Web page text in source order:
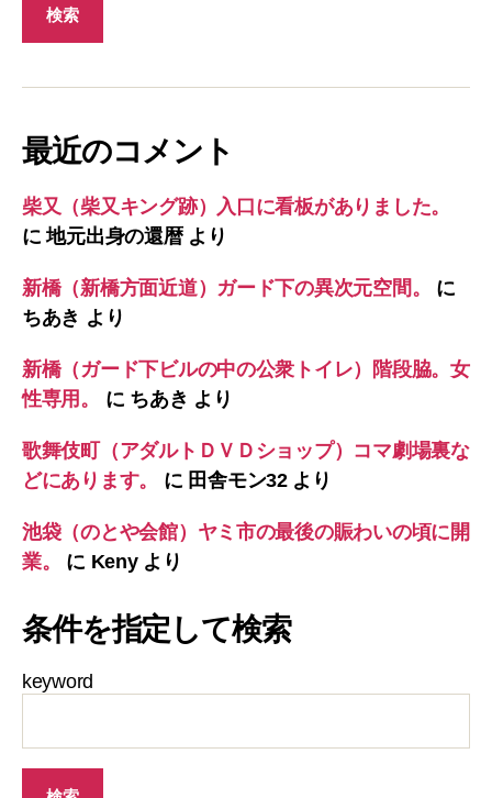
最近のコメント
柴又（柴又キング跡）入口に看板がありました。
に地元出身の還暦より
新橋（新橋方面近道）ガード下の異次元空間。
に
ちあき より
新橋（ガード下ビルの中の公衆トイレ）階段脇。女
性専用。
に ちあき より
歌舞伎町（アダルトＤＶＤショップ）コマ劇場裏な
どにあります。
に 田舎モン32より
池袋（のとや会館）ヤミ市の最後の賑わいの頃に開
業。
に Kenyより
条件を指定して検索
keyword